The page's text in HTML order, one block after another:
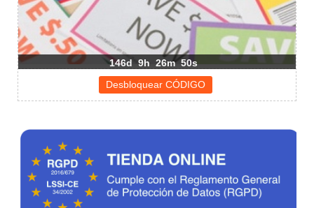
146d 9h 26m 50s